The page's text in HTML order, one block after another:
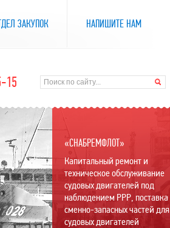
«СНАБРЕМФЛОТ»
Капитальный ремонт и
техническое обслуживание
судовых двигателей под
наблюдением РРР, поставка
сменно-запасных частей для
судовых двигателей
ЗАКУПОК НАПИШИТЕ НАМ
15